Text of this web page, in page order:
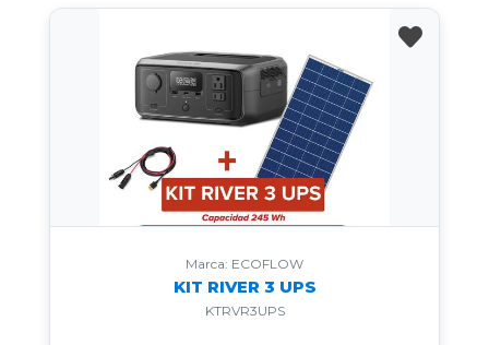
Marca: ECOFLOW
KIT RIVER 3 UPS
KTRVR3UPS